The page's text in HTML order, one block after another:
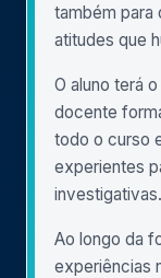
também para
atitudes que
O aluno terá
docente
todo o curso
experientes
investigativas.
Ao longo da
experiências